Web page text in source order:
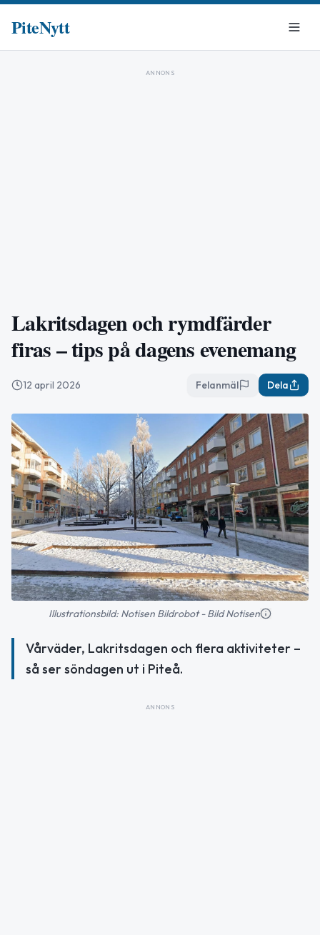
PiteNytt
ANNONS
Lakritsdagen och rymdfärder
firas – tips på dagens evenemang
12 april 2026 Felanmäl Dela
Illustrationsbild: Notisen Bildrobot - Bild Notisen
Vårväder, Lakritsdagen och flera aktiviteter –
så ser söndagen ut i Piteå.
ANNONS